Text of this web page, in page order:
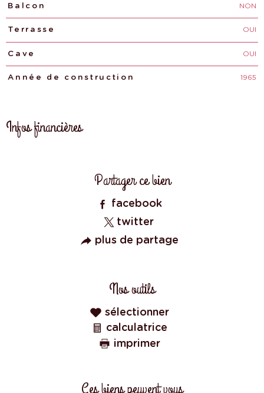
Balcon NON
Terrasse OUI
Cave OUI
Année de construction 1965
Infos financières
Partager ce bien
facebook
twitter
plus de partage
Nos outils
sélectionner
calculatrice
imprimer
Ces biens peuvent vous